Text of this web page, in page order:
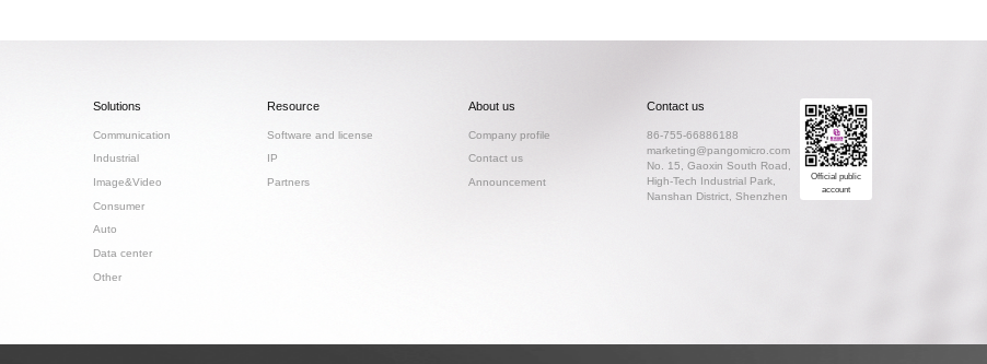
Solutions
Communication
Industrial
Image&Video
Consumer
Auto
Data center
Other
Resource
Software and license
IP
Partners
About us
Company profile
Contact us
Announcement
Contact us
86-755-66886188
marketing@pangomicro.com
No. 15, Gaoxin South Road,
High-Tech Industrial Park,
Nanshan District, Shenzhen
Official public
account